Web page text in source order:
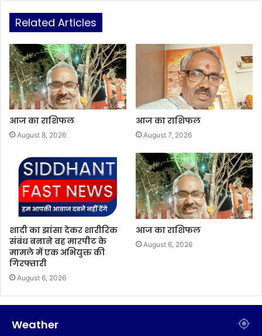
Related Articles
आज का राशिफल
August 8, 2026
आज का राशिफल
August 7, 2026
शादी का झांसा देकर शारीरिक
संबंध बनाने वह मारपीट के
मामले में एक अभियुक्त की
गिरफ्तारी
August 6, 2026
आज का राशिफल
August 6, 2026
Weather